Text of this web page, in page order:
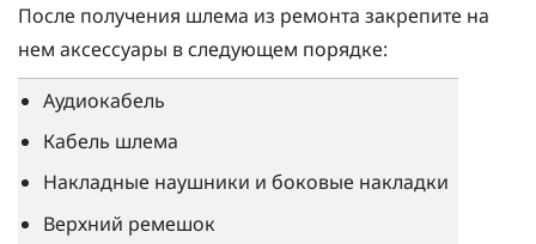
После получения шлема из ремонта закрепите на
нем аксессуары в следующем порядке:
Аудиокабель
Кабель шлема
Накладные наушники и боковые накладки
Верхний ремешок